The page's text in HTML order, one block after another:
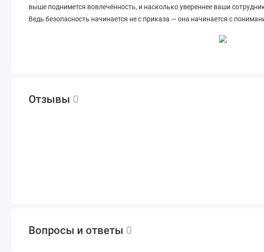
выше поднимется вовлечённость, и насколько увереннее ваши
Ведь безопасность начинается не с приказа — она начинается с
Отзывы 0
Вопросы и ответы 0